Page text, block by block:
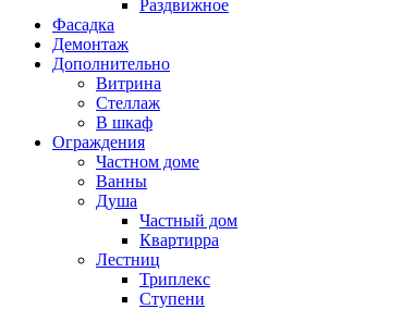
Раздвижное
Фасадка
Демонтаж
Дополнительно
Витрина
Стеллаж
В шкаф
Ограждения
Частном доме
Ванны
Душа
Частный дом
Квартирра
Лестниц
Триплекс
Ступени